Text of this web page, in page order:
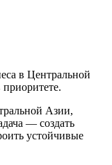
в Центральной
Азии,
— создать
устойчивые